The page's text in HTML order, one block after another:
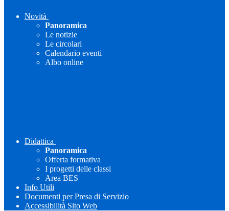
Novità
Panoramica
Le notizie
Le circolari
Calendario eventi
Albo online
Didattica
Panoramica
Offerta formativa
I progetti delle classi
Area BES
Info Utili
Documenti per Presa di Servizio
Accessibilità Sito Web